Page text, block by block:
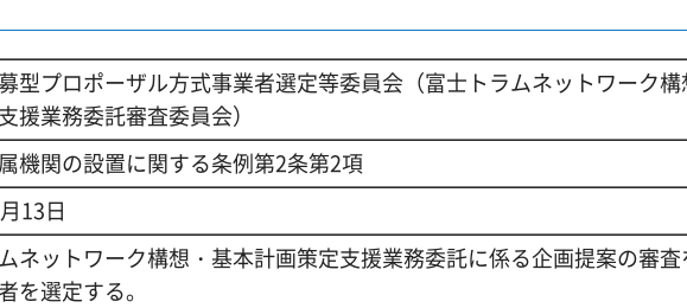
型プロポーザル方式事業者選定等委員会（富士トラムネットワーク
援業務委託審査委員会）
機関の設置に関する条例第2条第2項
13日
ネットワーク構想・基本計画策定支援業務委託に係る企画提案の審
を選定する。